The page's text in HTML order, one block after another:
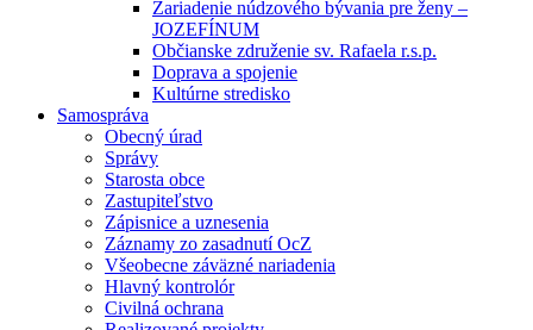
Zariadenie núdzového bývania pre ženy –
JOZEFÍNUM
Občianske združenie sv. Rafaela r.s.p.
Doprava a spojenie
Kultúrne stredisko
Samospráva
Obecný úrad
Správy
Starosta obce
Zastupiteľstvo
Zápisnice a uznesenia
Záznamy zo zasadnutí OcZ
Všeobecne záväzné nariadenia
Hlavný kontrolór
Civilná ochrana